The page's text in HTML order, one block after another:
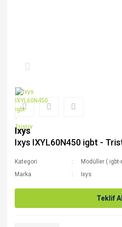
Ixys
Ixys IXYL60N450 igbt -
Kategori
Modüller (
Marka
Ixys
Teklif Al